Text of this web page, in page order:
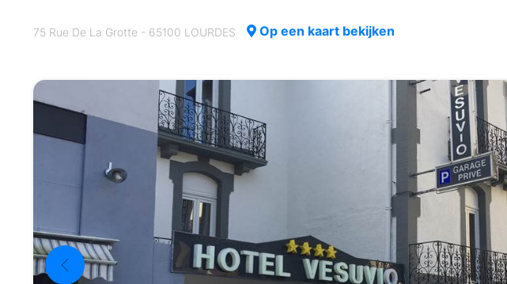
75 Rue De La Grotte - 65100 LOURDES Op een kaart bekijken